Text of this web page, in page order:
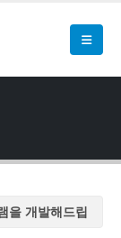
을 개발해드립